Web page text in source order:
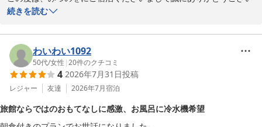
少々味が濃いめだったかもしれないが、私には「大きなあさりたっぷり
し、その味感動モノ！塩味も手伝い同行者一同おかわりの嵐だった。本
当に美味！
④温泉：対岸から見られないようにするためか私にはやや薄暗く感じた
が、大型連休ピーク前につき１人貸切状態でゆ〜っくり浸かることがで
きた。露天風呂は虫が湯に浸かりにくることがあるなどの注意書きもあ
ました
朝の「逆さ犬山城」や温泉、初めて食された岐阜県産ブランド米
《ハツシモ》等々、当館での滞在を存分にお楽しみいただけたご様
子が伺え、スタッフ一同大変嬉しく拝読いたしました
更に、改善してほしい点での貴重なご意見は、今後の改善案の参考
とさせていただきたいと存じます
みづのを　支配人
続きを読む
わいわい1092
50代/女性 |20件のクチコミ
4 2026年7月31日投稿
レジャー 友達 2026年7月宿泊
旅館ならではのおもてなしに感激、お風呂に冷水機希望